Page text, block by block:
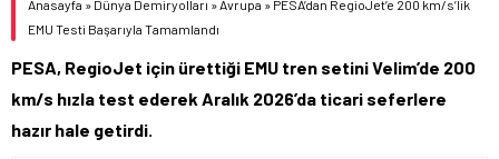
Anasayfa » Dünya Demiryolları »Avrupa » PESA’dan RegioJet’e 200 km/s’lik
EMU Testi Başarıyla Tamamlandı
PESA, RegioJet için ürettiği EMU tren setini Velim’de 200
km/s hızla test ederek Aralık 2026’da ticari seferlere
hazır hale getirdi.